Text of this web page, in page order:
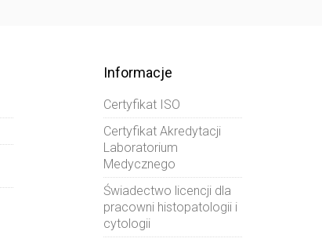
Informacje
Certyfikat ISO
Certyfikat Akredytacji
Laboratorium
Medycznego
Świadectwo licencji dla
pracowni histopatologii i
cytologii